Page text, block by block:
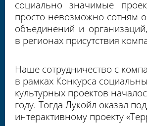
социально значимые
просто невозможно сотням
объединений и
в регионах присутствия
Наше сотрудничество с
в рамках Конкурса
культурных проектов
году. Тогда Лукойл оказал
интерактивному проекту